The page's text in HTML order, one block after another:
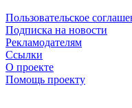
Пользовательское
Подписка на новости
Рекламодателям
Ссылки
О проекте
Помощь проекту